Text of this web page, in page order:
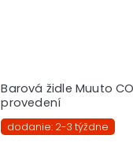
Barová židle Muuto
provedení
dodanie: 2-3 týždne